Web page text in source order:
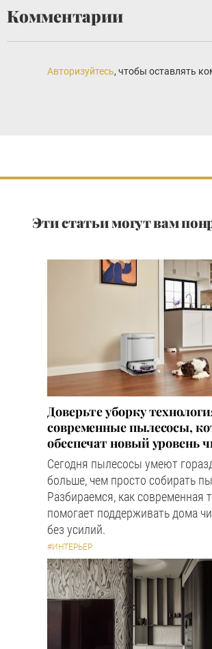
Комментарии
Авторизуйтесь, чтобы оставлять
Эти статьи могут вам
Доверьте уборку
современные пылесосы,
обеспечат новый уровень
Сегодня пылесосы умеют
больше, чем просто собирать
Разбираемся, как современная
помогает поддерживать дома
без усилий.
#ИНТЕРЬЕР